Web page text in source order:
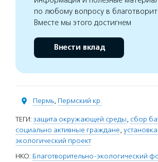
по любому вопросу в
Вместе мы этого достигнем
Внести вклад
Пермь, Пермский кр.
ТЕГИ: защита окружающей среды, сбор
социально активные граждане,
экологический проект
НКО: Благотворительно-экологический